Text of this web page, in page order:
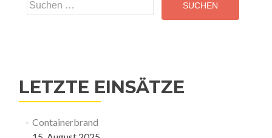
nach:
LETZTE EINSÄTZE
Containerbrand